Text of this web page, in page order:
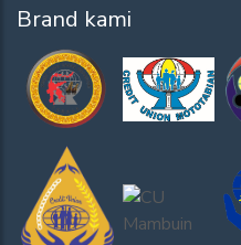
Brand kami